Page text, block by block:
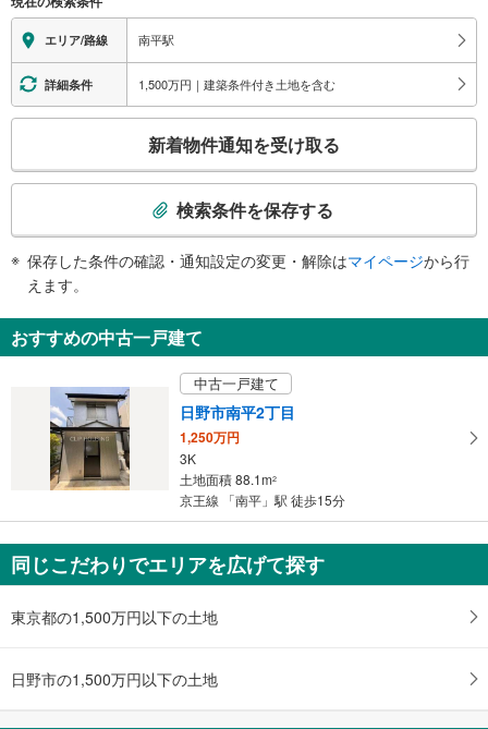
際センター
地上⇔改札⇔ホーム：○
エレベータ
・各ホーム⇔改札
・改札⇔南口
トイレ
その他
・点字案内（券売機・運賃表・階段手すり）
エリア/路線 南平駅
詳細条件 1,500万円｜建築条件付き土地を含む
検
知
を
マ
イ
ペ
ー
に
新着物件通知を受け取る
検索条件を保存する
保存した条件の確認・通知設定の変更・解除はマイページから行
えます。
おすすめの中古一戸建て
中古一戸建て
日野市南平2丁目
1,250万円
3K
土地面積 88.1m2
京王線 「南平」駅 徒歩15分
同じこだわりでエリアを広げて探す
東京都の1,500万円以下の土地
日野市の1,500万円以下の土地